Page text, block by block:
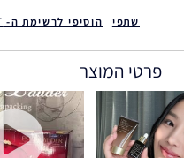
שתפי הוסיפי לרשימת ה- WISHLIST
פרטי המוצר